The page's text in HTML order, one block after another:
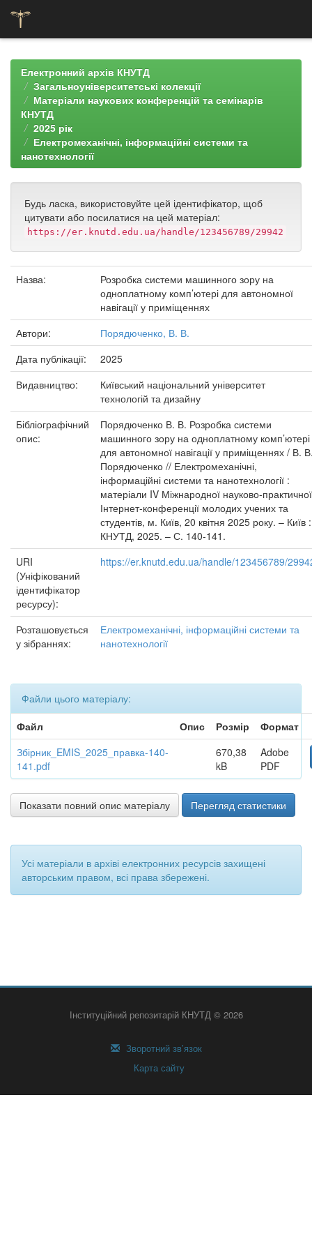
navigationЕлектронний архів КНУТД
Загальноуніверситетські колекції
Матеріали наукових конференцій та семінарів
КНУТД
2025 рік
Електромеханічні, інформаційні системи та
нанотехнології
Будь ласка, використовуйте цей ідентифікатор, щоб
цитувати або посилатися на цей матеріал:
https://er.knutd.edu.ua/handle/123456789/29942
Назва:
Розробка системи машинного зору на
одноплатному комп’ютері для автономної
навігації у приміщеннях
Автори:
Порядюченко, В. В.
Дата публікації:
2025
Видавництво:
Київський національний університет
технологій та дизайну
Бібліографічний
опис:
Порядюченко В. В. Розробка системи
машинного зору на одноплатному комп’ютері
для автономної навігації у приміщеннях / В.
Порядюченко // Електромеханічні,
інформаційні системи та нанотехнології :
матеріали IV Міжнародної науково-практичної
Інтернет-конференції молодих учених та
студентів, м. Київ, 20 квітня 2025 року. – Київ :
КНУТД, 2025. – С. 140-141.
URI
(Уніфікований
ідентифікатор
ресурсу):
https://er.knutd.edu.ua/handle/123456789/
Розташовується
у зібраннях:
Електромеханічні, інформаційні системи та
нанотехнології
Файли цього матеріалу:
Файл
Опис Розмір
Формат
Збірник_EMIS_2025_правка-140-
141.pdf
670,38
kB
Adobe
PDF
Показати повний опис матеріалу Перегляд статистики
Усі матеріали в архіві електронних ресурсів захищені
авторським правом, всі права збережені.
Інституційний репозитарій КНУТД © 2026
Зворотний зв’язок
Карта сайту